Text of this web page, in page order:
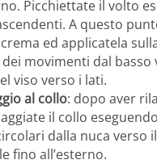
Picchiettate il volto
A questo
ed applicatela
movimenti dal basso
viso verso i lati.
al collo: dopo aver
il collo
dalla nuca verso
fino all’esterno.